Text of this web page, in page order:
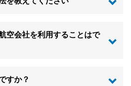
空会社を利用することはで
すか？